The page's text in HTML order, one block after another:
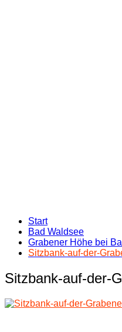
Start
Bad Waldsee
Grabener Höhe bei
Sitzbank-auf-der-
Sitzbank-auf-der-